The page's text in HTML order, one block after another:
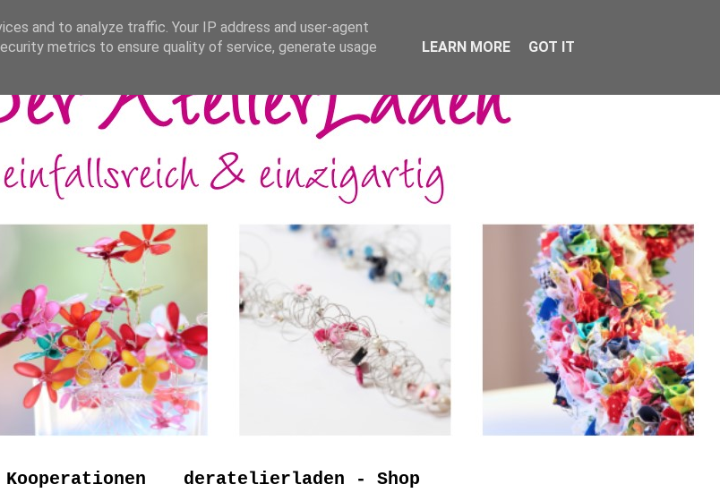
Kooperationen deratelierladen - Shop
and to analyze traffic. Your IP address and user-agent
metrics to ensure quality of service, generate usage
LEARN MORE GOT IT